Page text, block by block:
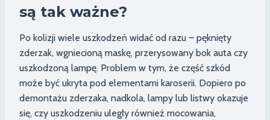
są tak ważne?
Po kolizji wiele uszkodzeń widać od razu – pęknięty
zderzak, wgniecioną maskę, przerysowany bok auta czy
uszkodzoną lampę. Problem w tym, że część szkód
może być ukryta pod elementami karoserii. Dopiero po
demontażu zderzaka, nadkola, lampy lub listwy okazuje
się, czy uszkodzeniu uległy również mocowania,